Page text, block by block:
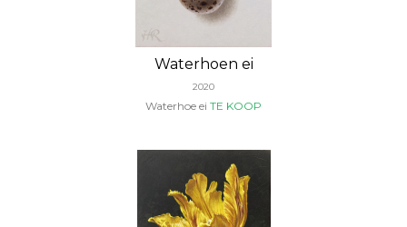
Waterhoen ei
2020
Waterhoe ei TE KOOP